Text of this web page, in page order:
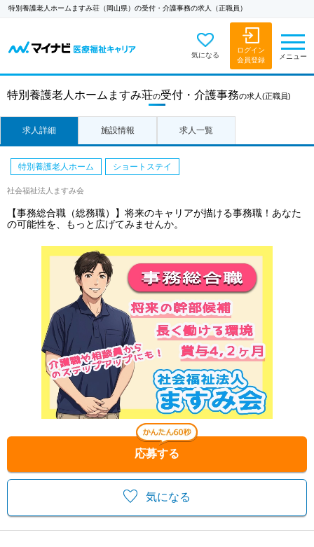
特別養護老人ホームますみ荘（岡山県）の受付・介護事務の求人（正職員）
気になる
ログイン
会員登録
メニュー
特別養護老人ホームますみ荘の受付・介護事務の求人 (正職員)
求人詳細 施設情報 求人一覧
気になる
応募する
特別養護老人ホーム ショートステイ
社会福祉法人ますみ会
【事務総合職（総務職）】将来のキャリアが描ける事務職！あなた
の可能性を、もっと広げてみませんか。